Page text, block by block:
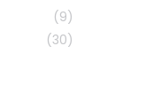
(9)
(30)